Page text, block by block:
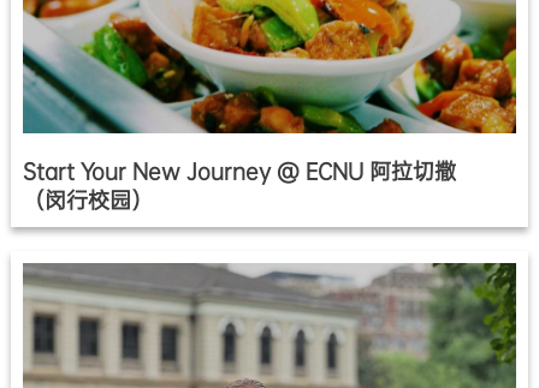
Start Your New Journey @ ECNU 阿拉切撒
（闵行校园）